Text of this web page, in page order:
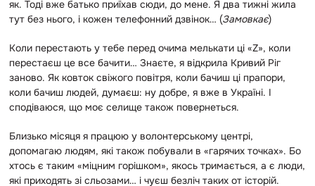
як. Тоді вже батько приїхав сюди, до мене. Я два тижні жила
тут без нього, і кожен телефонний дзвінок… (Замовкає)
Коли перестають у тебе перед очима мелькати ці «Z», коли
перестаєш це все бачити… Знаєте, я відкрила Кривий Ріг
заново. Як ковток свіжого повітря, коли бачиш ці прапори,
коли бачиш людей, думаєш: ну добре, я вже в Україні. І
сподіваюся, що моє селище також повернеться.
Близько місяця я працюю у волонтерському центрі,
допомагаю людям, які також побували в «гарячих точках». Бо
хтось є таким «міцним горішком», якось тримається, а є люди,
які приходять зі сльозами… і чуєш безліч таких от історій.